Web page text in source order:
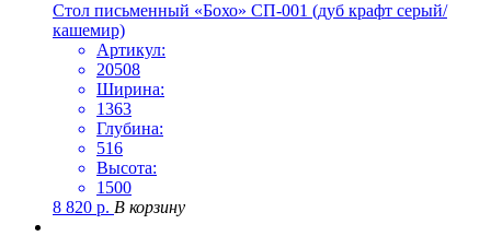
Стол письменный «Бохо» СП-001 (дуб крафт серый/
кашемир)
Артикул:
20508
Ширина:
1363
Глубина:
516
Высота:
1500
8 820 р. В корзину